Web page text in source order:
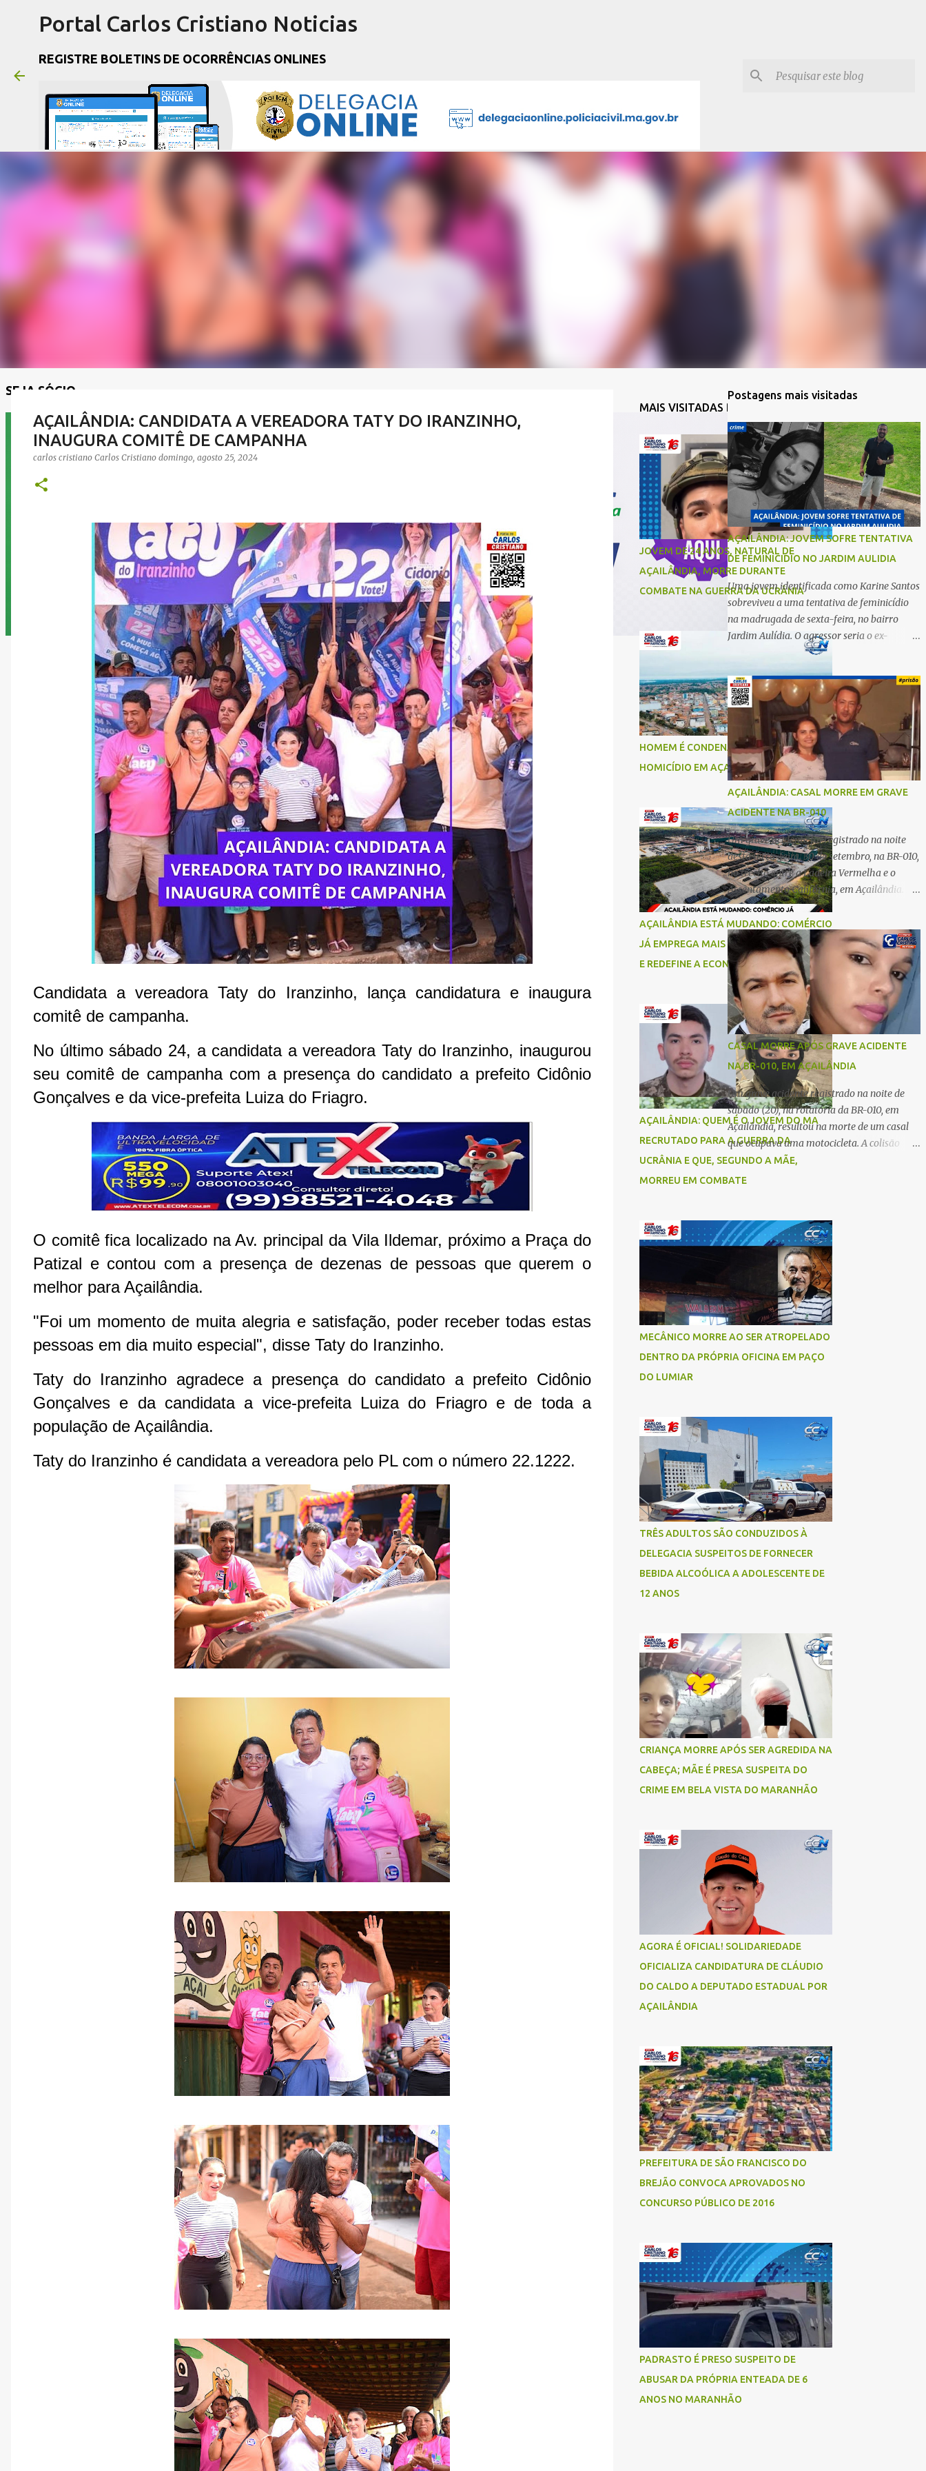
Portal Carlos Cristiano Noticias
REGISTRE BOLETINS DE OCORRÊNCIAS ONLINES
SEJA SÓCIO
AÇAILÂNDIA: CANDIDATA A VEREADORA TATY DO IRANZINHO,
INAUGURA COMITÊ DE CAMPANHA
carlos cristiano Carlos Cristiano domingo, agosto 25, 2024
Candidata a vereadora Taty do Iranzinho, lança candidatura e inaugura
comitê de campanha.
No último sábado 24, a candidata a vereadora Taty do Iranzinho, inaugurou
seu comitê de campanha com a presença do candidato a prefeito Cidônio
Gonçalves e da vice-prefeita Luiza do Friagro.
O comitê fica localizado na Av. principal da Vila Ildemar, próximo a Praça do
Patizal e contou com a presença de dezenas de pessoas que querem o
melhor para Açailândia.
"Foi um momento de muita alegria e satisfação, poder receber todas estas
pessoas em dia muito especial", disse Taty do Iranzinho.
Taty do Iranzinho agradece a presença do candidato a prefeito Cidônio
Gonçalves e da candidata a vice-prefeita Luiza do Friagro e de toda a
população de Açailândia.
Taty do Iranzinho é candidata a vereadora pelo PL com o número 22.1222.
MAIS VISITADAS DA SEMANA
JOVEM DE 24 ANOS, NATURAL DE
AÇAILÂNDIA, MORRE DURANTE
COMBATE NA GUERRA DA UCRÂNIA
HOMEM É CONDENADO A 18 ANOS POR
HOMICÍDIO EM AÇAILÂNDIA
AÇAILÂNDIA ESTÁ MUDANDO: COMÉRCIO
JÁ EMPREGA MAIS DO QUE A INDÚSTRIA
E REDEFINE A ECONOMIA DO MUNICÍPIO
AÇAILÂNDIA: QUEM É O JOVEM DO MA
RECRUTADO PARA A GUERRA DA
UCRÂNIA E QUE, SEGUNDO A MÃE,
MORREU EM COMBATE
MECÂNICO MORRE AO SER ATROPELADO
DENTRO DA PRÓPRIA OFICINA EM PAÇO
DO LUMIAR
TRÊS ADULTOS SÃO CONDUZIDOS À
DELEGACIA SUSPEITOS DE FORNECER
BEBIDA ALCOÓLICA A ADOLESCENTE DE
12 ANOS
CRIANÇA MORRE APÓS SER AGREDIDA NA
CABEÇA; MÃE É PRESA SUSPEITA DO
CRIME EM BELA VISTA DO MARANHÃO
AGORA É OFICIAL! SOLIDARIEDADE
OFICIALIZA CANDIDATURA DE CLÁUDIO
DO CALDO A DEPUTADO ESTADUAL POR
AÇAILÂNDIA
PREFEITURA DE SÃO FRANCISCO DO
BREJÃO CONVOCA APROVADOS NO
CONCURSO PÚBLICO DE 2016
PADRASTO É PRESO SUSPEITO DE
ABUSAR DA PRÓPRIA ENTEADA DE 6
ANOS NO MARANHÃO
Postagens mais visitadas
AÇAILÂNDIA: JOVEM SOFRE TENTATIVA
DE FEMINICIDIO NO JARDIM AULIDIA
Uma jovem identificada como Karine Santos
sobreviveu a uma tentativa de feminicídio
na madrugada de sexta-feira, no bairro
Jardim Aulídia. O agressor seria o ex-
companheiro, com quem manteve um
relacionamento de quase três anos e com
quem tem uma filha. Segundo Karine,
durante todo o dia anterior, o suspeito
enviou mensagens insistindo para reatar o
relacionamento, mas ela deixou claro que
não queria. Naquela noite, a vítima recebeu
o convite de um amigo para ir a uma festa.
Ao chegar ao local, percebeu que o ex
também estava presente, mas permaneceu
tranquila durante todo o evento. O ataque
aconteceu quando Karine retornava para
casa, por volta das 5h40 da manhã.
“Quando cheguei, ele estava escondido.
Assim que me viu, entrou no carro e
começou a me atacar com uma faca,
atingindo também o rapaz que estava
comigo”, relatou. Após a agressão, Karine
recebeu atendimento médico e passa bem,
estando fora de perigo. A jovem também
registrou boletim de ocorrência contra o ex-
companheiro. Mesm...
AÇAILÂNDIA: CASAL MORRE EM GRAVE
ACIDENTE NA BR-010
Um grave acidente foi registrado na noite
desta terça-feira, 30 de setembro, na BR-010,
no trecho entre a Ladeira Vermelha e o
Assentamento Califórnia, em Açailândia. De
acordo com informações apuradas, as
vítimas eram um casal residente em
Imperatriz. Eles haviam vindo até o bairro
Plano da Serra, em Açailândia, para visitar
familiares e estavam a caminho de casa
quando ocorreu a tragédia. O acidente
envolveu uma motocicleta e um caminhão
caçamba. Com o impacto da colisão, o casal
não resistiu aos ferimentos e veio a óbito
ainda no local. As vítimas foram
identificadas como Carmem Rejane e
Ronaldo de Jesus. Equipes de socorro foram
acionadas, mas nada puderam fazer além
de constatar os óbitos. A Polícia Rodoviária
Federal (PRF) esteve no local para controlar
o tráfego e coletar informações que devem
CASAL MORRE APÓS GRAVE ACIDENTE
NA BR-010, EM AÇAILÂNDIA
Um grave acidente registrado na noite de
sábado (20), na rotatória da BR-010, em
Açailândia, resultou na morte de um casal
que ocupava uma motocicleta. A colisão
envolveu uma moto e um carro. De acordo
com as primeiras informações, o condutor
A passageira da moto chegou a ser
socorrida com vida e encaminhada para
atendimento médico, mas infelizmente não
resistiu aos ferimentos e veio a óbito. Uma
das vítimas foi identificada como Gleiciane,
moradora do bairro Jacu. Até o momento, o
condutor da motocicleta foi identificado
como Julimar Lucena, iria fazer 37 anos no
próximo dia 28 de junho. De acordo com
discussão, o condutor da motocicleta teria
invadido a contramão e colidido
frontalmente com um carro. As
circunstâncias do acidente deverão ser
apuradas pelas autoridades competentes. ...